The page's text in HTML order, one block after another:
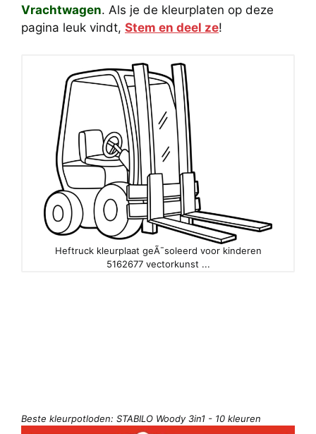
Vrachtwagen. Als je de kleurplaten op deze
pagina leuk vindt, Stem en deel ze!
Heftruck kleurplaat geÃ¯soleerd voor kinderen
5162677 vectorkunst ...
Beste kleurpotloden: STABILO Woody 3in1 - 10 kleuren